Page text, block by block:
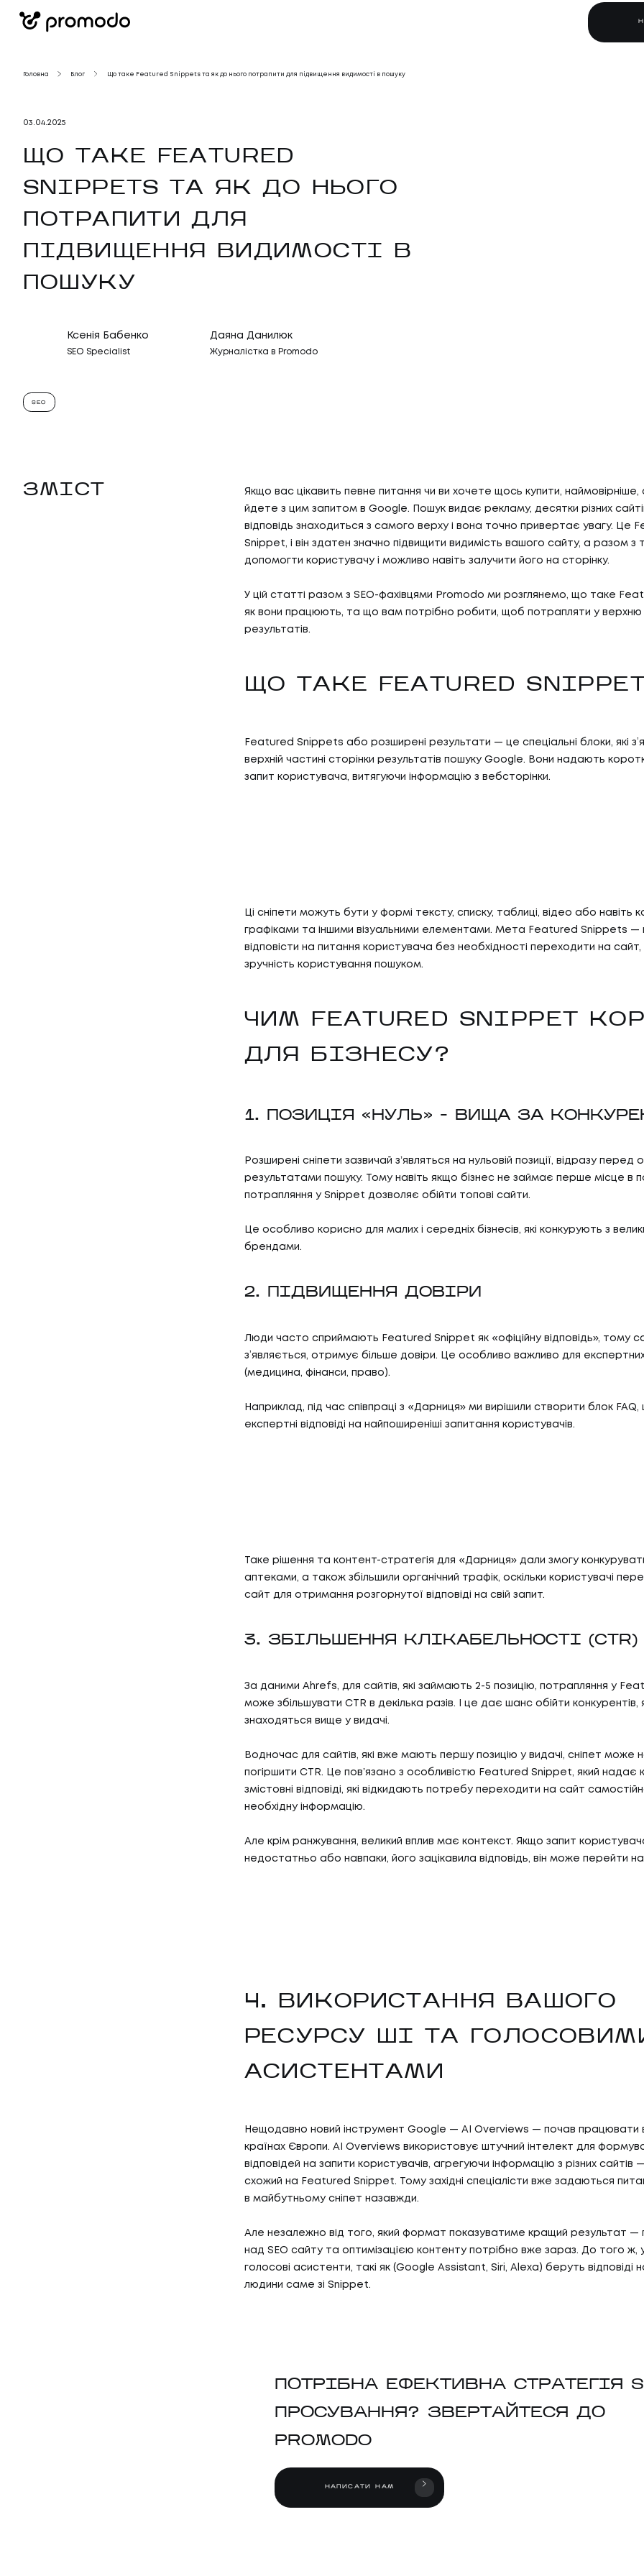
Головна Блог Що таке Featured Snippets та як до нього потрапити для підвищення видимості в пошуку
03 04. 2025
ЩО ТАКЕ FEATURED
SNIPPETS ТА ЯК ДО НЬОГО
ПОТРАПИТИ ДЛЯ
ПІДВИЩЕННЯ ВИДИМОСТІ В
ПОШУКУ
Ксенія Бабенко
SEO Specialist
Даяна Данилюк
Журналістка в Promodo
SEO
ЗМІСТ
Якщо вас цікавить певне питання чи ви хочете щось купити, наймовірніше,
йдете з цим запитом в Google. Пошук видає рекламу, десятки різних
відповідь знаходиться з самого верху і вона точно привертає увагу. Це
Snippet, і він здатен значно підвищити видимість вашого сайту, а разом з
допомогти користувачу і можливо навіть залучити його на сторінку.
У цій статті разом з SEO-фахівцями Promodo ми розглянемо, що таке
як вони працюють, та що вам потрібно робити, щоб потрапляти у верхню
результатів.
ЩО ТАКЕ FEATURED
Featured Snippets або розширені результати — це спеціальні блоки, які
верхній частині сторінки результатів пошуку Google. Вони надають
запит користувача, витягуючи інформацію з вебсторінки.
Ці сніпети можуть бути у формі тексту, списку, таблиці, відео або навіть
графіками та іншими візуальними елементами. Мета Featured Snippets —
відповісти на питання користувача без необхідності переходити на
зручність користування пошуком.
ЧИМ FEATURED SNIPPET
ДЛЯ БІЗНЕСУ?
1. ПОЗИЦІЯ «НУЛЬ» – ВИЩА ЗА
Розширені сніпети зазвичай зʼявляться на нульовій позиції, відразу перед
результатами пошуку. Тому навіть якщо бізнес не займає перше місце в
потрапляння у Snippet дозволяє обійти топові сайти.
Це особливо корисно для малих і середніх бізнесів, які конкурують з
брендами.
2. ПІДВИЩЕННЯ ДОВІРИ
Люди часто сприймають Featured Snippet як «офіційну відповідь», тому
з’являється, отримує більше довіри. Це особливо важливо для експертних
(медицина, фінанси, право).
Наприклад, під час співпраці з «Дарниця» ми вирішили створити блок
експертні відповіді на найпоширеніші запитання користувачів.
Таке рішення та контент-стратегія для «Дарниця» дали змогу
аптеками, а також збільшили органічний трафік, оскільки користувачі
сайт для отримання розгорнутої відповіді на свій запит.
3. ЗБІЛЬШЕННЯ КЛІКАБЕЛЬНОСТІ (CTR)
За даними Ahrefs, для сайтів, які займають 2-5 позицію, потрапляння у
може збільшувати CTR в декілька разів. І це дає шанс обійти конкурентів,
знаходяться вище у видачі.
Водночас для сайтів, які вже мають першу позицію у видачі, сніпет може
погіршити CTR. Це повʼязано з особливістю Featured Snippet, який надає
змістовні відповіді, які відкидають потребу переходити на сайт
необхідну інформацію.
Але крім ранжування, великий вплив має контекст. Якщо запит
недостатньо або навпаки, його зацікавила відповідь, він може перейти
4. ВИКОРИСТАННЯ ВАШОГО
РЕСУРСУ ШІ ТА
АСИСТЕНТАМИ
Нещодавно новий інструмент Google — AI Overviews — почав працювати
країнах Європи. AI Overviews використовує штучний інтелект для
відповідей на запити користувачів, агрегуючи інформацію з різних сайтів
схожий на Featured Snippet. Тому західні спеціалісти вже задаються
в майбутньому сніпет назавжди.
Але незалежно від того, який формат показуватиме кращий результат —
над SEO сайту та оптимізацією контенту потрібно вже зараз. До того ж, у
голосові асистенти, такі як (Google Assistant, Siri, Alexa) беруть відповіді
людини саме зі Snippet.
ПОТРІБНА ЕФЕКТИВНА СТРАТЕГІЯ
ПРОСУВАННЯ? ЗВЕРТАЙТЕСЯ ДО
PROMODO
НАПИСАТИ НАМ
ПОСЛУГИ
КЕЙСИ
КЕЙСИ
БЛОГ
КЛІЄНТИ
КЛІЄНТИ
ПРО НАС
ПРО НАС